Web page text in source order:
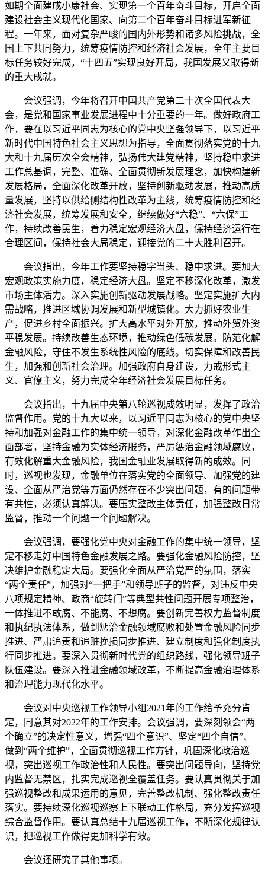
如期全面建成小康社会、实现第一个百年奋斗目标，开启全面
建设社会主义现代化国家、向第二个百年奋斗目标进军新征
程。一年来，面对复杂严峻的国内外形势和诸多风险挑战，全
国上下共同努力，统筹疫情防控和经济社会发展，全年主要目
标任务较好完成，“十四五”实现良好开局，我国发展又取得新
的重大成就。
会议强调，今年将召开中国共产党第二十次全国代表大
会，是党和国家事业发展进程中十分重要的一年。做好政府工
作，要在以习近平同志为核心的党中央坚强领导下，以习近平
新时代中国特色社会主义思想为指导，全面贯彻落实党的十九
大和十九届历次全会精神，弘扬伟大建党精神，坚持稳中求进
工作总基调，完整、准确、全面贯彻新发展理念，加快构建新
发展格局，全面深化改革开放，坚持创新驱动发展，推动高质
量发展，坚持以供给侧结构性改革为主线，统筹疫情防控和经
济社会发展，统筹发展和安全，继续做好“六稳”、“六保”工
作，持续改善民生，着力稳定宏观经济大盘，保持经济运行在
合理区间，保持社会大局稳定，迎接党的二十大胜利召开。
会议指出，今年工作要坚持稳字当头、稳中求进。要加大
宏观政策实施力度，稳定经济大盘。坚定不移深化改革，激发
市场主体活力。深入实施创新驱动发展战略。坚定实施扩大内
需战略，推进区域协调发展和新型城镇化。大力抓好农业生
产，促进乡村全面振兴。扩大高水平对外开放，推动外贸外资
平稳发展。持续改善生态环境，推动绿色低碳发展。防范化解
金融风险，守住不发生系统性风险的底线。切实保障和改善民
生，加强和创新社会治理。加强政府自身建设，力戒形式主
义、官僚主义，努力完成全年经济社会发展目标任务。
会议指出，十九届中央第八轮巡视成效明显，发挥了政治
监督作用。党的十九大以来，以习近平同志为核心的党中央坚
持和加强对金融工作的集中统一领导，对深化金融改革作出全
面部署，坚持金融为实体经济服务，严厉惩治金融领域腐败，
有效化解重大金融风险，我国金融业发展取得新的成效。同
时，巡视也发现，金融单位在落实党的全面领导、加强党的建
设、全面从严治党等方面仍然存在不少突出问题，有的问题带
有共性，必须认真解决。要压实整改主体责任，加强整改日常
监督，推动一个问题一个问题解决。
会议强调，要强化党中央对金融工作的集中统一领导，坚
定不移走好中国特色金融发展之路。要强化金融风险防控，坚
决维护金融稳定大局。要强化全面从严治党严的氛围，落实
“两个责任”，加强对“一把手”和领导班子的监督，对违反中央
八项规定精神、政商“旋转门”等典型共性问题开展专项整治，
一体推进不敢腐、不能腐、不想腐。要创新完善权力监督制度
和执纪执法体系，做到惩治金融领域腐败和处置金融风险同步
推进、严肃追责和追赃挽损同步推进、建立制度和强化制度执
行同步推进。要深入贯彻新时代党的组织路线，强化领导班子
队伍建设。要深入推进金融领域改革，不断提高金融治理体系
和治理能力现代化水平。
会议对中央巡视工作领导小组2021年的工作给予充分肯
定，同意其对2022年的工作安排。会议强调，要深刻领会“两
个确立”的决定性意义，增强“四个意识”、坚定“四个自信”、
做到“两个维护”，全面贯彻巡视工作方针，巩固深化政治巡
视，突出巡视工作政治性和人民性。要突出问题导向，坚持党
内监督无禁区，扎实完成巡视全覆盖任务。要认真贯彻关于加
强巡视整改和成果运用的意见，完善整改机制、强化整改责任
落实。要持续深化巡视巡察上下联动工作格局，充分发挥巡视
综合监督作用。要认真总结十九届巡视工作，不断深化规律认
识，把巡视工作做得更加科学有效。
会议还研究了其他事项。